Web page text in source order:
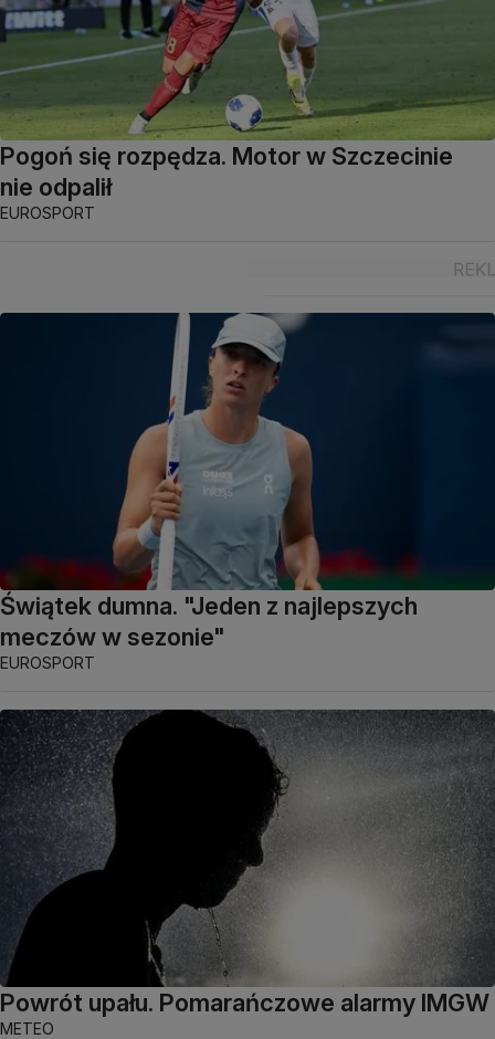
Pogoń się rozpędza. Motor w Szczecinie
nie odpalił
EUROSPORT
Świątek dumna. "Jeden z najlepszych
meczów w sezonie"
EUROSPORT
Powrót upału. Pomarańczowe alarmy IMGW
METEO